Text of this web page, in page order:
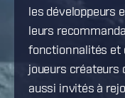
les développeurs
leurs
fonctionnalités et
joueurs créateurs
aussi invités à